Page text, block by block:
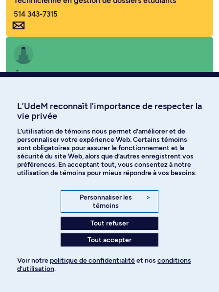
514 343-7315
École de relations industrielles
Faculté des arts et des sciences
Laissez-nous vous inspirer
Témoignage
Les études en
École de
L’UdeM reconnaît l’importance de respecter la
vie privée
L’utilisation de témoins nous permet d’améliorer et de
personnaliser votre expérience Web. Certains témoins
sont obligatoires pour assurer le fonctionnement et la
sécurité du site Web, alors que d’autres enregistrent vos
préférences. En acceptant tout, vous consentez à notre
utilisation de témoins pour mieux répondre à vos besoins.
Personnaliser les
témoins
>
Tout refuser
Tout accepter
Voir notre politique de confidentialitéet nos conditions
d’utilisation.